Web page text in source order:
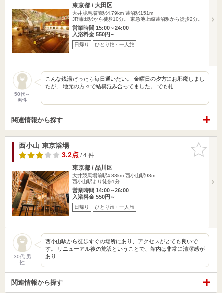
東京都 / 大田区
大井競馬場前駅4.79km 蓮沼駅151m
JR蒲田駅から徒歩10分。 東急池上線蓮沼駅から徒歩2分。
営業時間 15:00～24:00
入浴料金 550円～
日帰り ひとり旅・一人旅
50代～
男性
こんな銭湯だったら毎日通いたい。 金曜日の夕方にお邪魔しまし
たが、 地元の方々で結構混み合ってました。 でも札…
関連情報から探す
お気に入
りに追加
西小山 東京浴場
3.2点/ 4 件
東京都 / 品川区
大井競馬場前駅4.83km 西小山駅98m
西小山駅より徒歩1分
営業時間 14:00～26:00
入浴料金 550円～
日帰り ひとり旅・一人旅
30代 男
性
西小山駅から徒歩すぐの場所にあり、アクセスがとても良いで
す。 リニューアル後の施設ということで、館内は非常に清潔感が
あり…
関連情報から探す